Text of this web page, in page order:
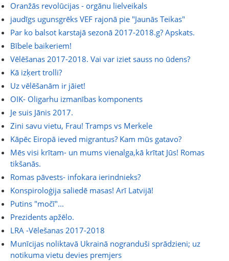
Oranžās revolūcijas - orgānu lielveikals
jaudīgs ugunsgrēks VEF rajonā pie "Jaunās Teikas"
Par ko balsot karstajā sezonā 2017-2018.g? Apskats.
Bībele baikeriem!
Vēlēšanas 2017-2018. Vai var iziet sauss no ūdens?
Kā izķert trolli?
Uz vēlēšanām ir jāiet!
OIK- Oligarhu izmanības komponents
Je suis Jānis 2017.
Zini savu vietu, Frau! Tramps vs Merkele
Kāpēc Eiropā ieved migrantus? Kam mūs gatavo?
Mēs visi krītam- un mums vienalga,kā krītat Jūs! Romas
tikšanās.
Romas pāvests- infokara ierindnieks?
Konspiroloģija saliedē masas! Arī Latvijā!
Putins "močī"...
Prezidents apžēlo.
LRA -Vēlešanas 2017-2018
Munīcijas noliktavā Ukrainā nogranduši sprādzieni; uz
notikuma vietu devies premjers